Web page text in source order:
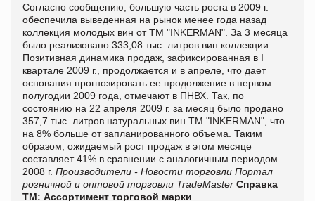
Согласно сообщению, большую часть роста в 2009 г.
обеспечила выведенная на рынок менее года назад
коллекция молодых вин от TM "INKERMAN". За 3 месяца
было реализовано 333,08 тыс. литров вин коллекции.
Позитивная динамика продаж, зафиксированная в I
квартале 2009 г., продолжается и в апреле, что дает
основания прогнозировать ее продолжение в первом
полугодии 2009 года, отмечают в ПНВХ. Так, по
состоянию на 22 апреля 2009 г. за месяц было продано
357,7 тыс. литров натуральных вин TM "INKERMAN", что
на 8% больше от запланированного объема. Таким
образом, ожидаемый рост продаж в этом месяце
составляет 41% в сравнении с аналогичным периодом
2008 г. Производители - Новости торговли Портал
розничной и оптовой торговли TradeMaster Справка
ТМ: Ассортимент торговой марки